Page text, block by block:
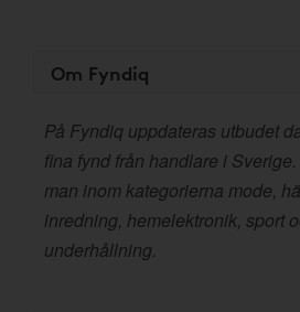
Om Fyndiq
På Fyndiq uppdateras utbudet
fina fynd från handlare i
man inom kategorierna mode,
inredning, hemelektronik, sport
underhållning.